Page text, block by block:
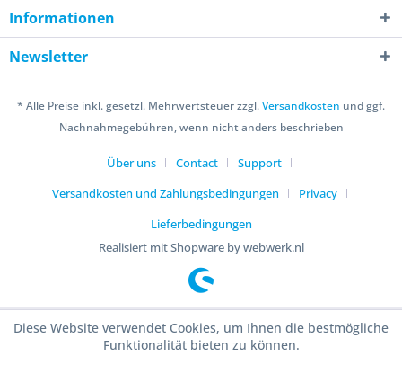
Informationen
Newsletter
* Alle Preise inkl. gesetzl. Mehrwertsteuer zzgl.Versandkosten und ggf.
Nachnahmegebühren, wenn nicht anders beschrieben
Über uns Contact
Support
Versandkosten und Zahlungsbedingungen
Privacy
Lieferbedingungen
Realisiert mit Shopware by webwerk.nl
Diese Website verwendet Cookies, um Ihnen die bestmögliche
Funktionalität bieten zu können.